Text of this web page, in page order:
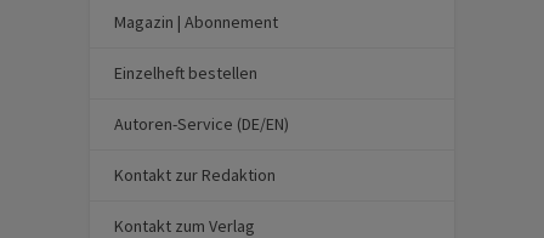
Magazin | Abonnement
Einzelheft bestellen
Autoren-Service (DE/EN)
Kontakt zur Redaktion
Kontakt zum Verlag